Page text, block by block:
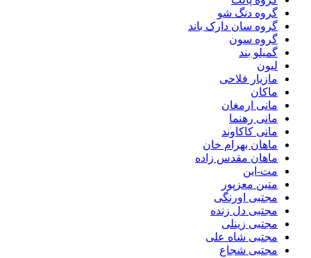
گروه دنگ شو
گروه سان دارک باند
گروه سون
گمیلو بند
لیون
مازیار فلاحی
ماکان
مانی ارمغان
مانی رهنما
مانی کاکاوند
ماهان بهرام خان
ماهان مقدس زاده
مت-این
متین معزپور
مجتبی اورنگی
مجتبی دل زنده
مجتبی زینلی
مجتبی شاه علی
مجتبی شجاع